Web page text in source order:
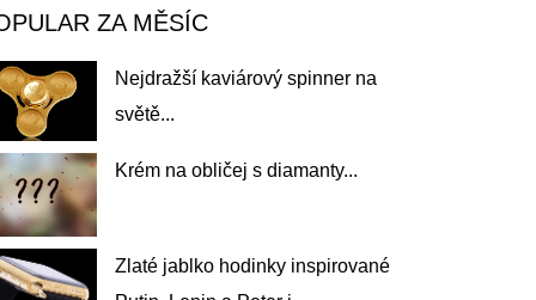
ZA MĚSÍC
Nejdražší kaviárový spinner na
světě...
Krém na obličej s diamanty...
Zlaté jablko hodinky inspirované